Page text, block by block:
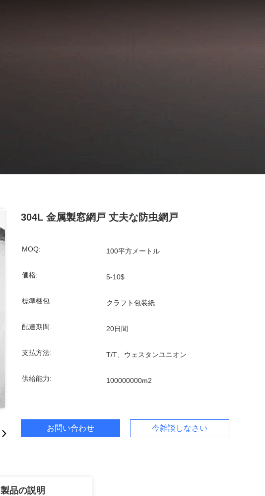
304L 金属製窓網戸 丈夫な防虫網戸
MOQ: 100平方メートル
価格: 5-10$
標準梱包: クラフト包装紙
配達期間: 20日間
支払方法: T/T、ウェスタンユニオン
供給能力: 100000000m2
お問い合わせ 今雑談しなさい
製品の説明